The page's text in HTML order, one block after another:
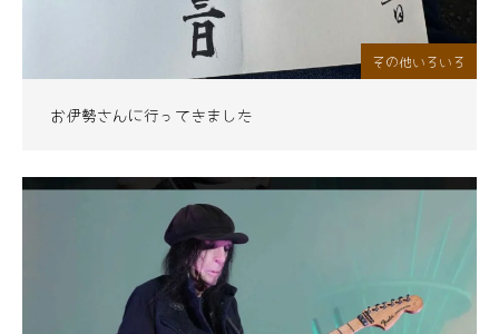
その他いろいろ
お伊勢さんに行ってきました